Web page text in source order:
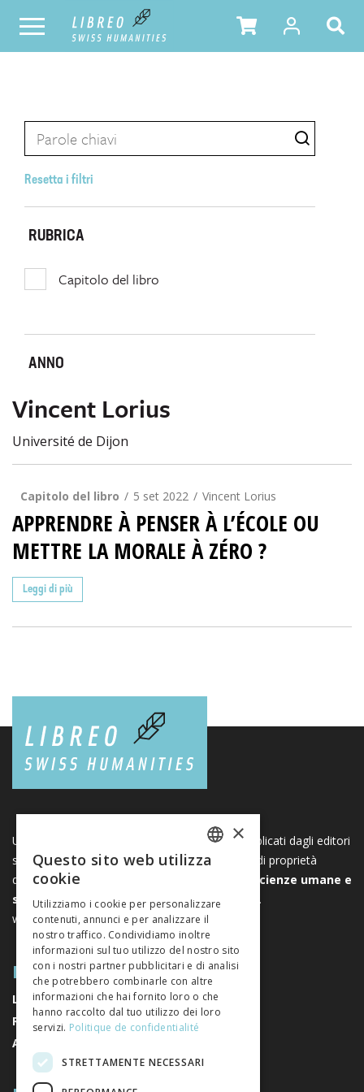
Resetta i filtri
RUBRICA
Capitolo del libro
ANNO
Vincent Lorius
Université de Dijon
Capitolo del libro 5 set 2022 Vincent Lorius
APPRENDRE À PENSER À L’ÉCOLE OU
METTRE LA MORALE À ZÉRO ?
Leggi di più
Una piattaforma unica per i libri e le riviste pubblicati dagli editori
svizzeri di scienze umane e sociali. Libreo.ch è di proprietà
dell’
Associazione svizzera degli editori di scienze umane e
sociali. È un’associazione senza scopo di lucro.
www.editeurssuisses.ch
MAPPA DEL SITO
LIBRI
RIVISTE
AUTORI
FRENCH
×
Questo sito web utilizza
cookie
Utilizziamo i cookie per personalizzare
contenuti, annunci e per analizzare il
nostro traffico. Condividiamo inoltre
informazioni sul tuo utilizzo del nostro sito
con i nostri partner pubblicitari e di analisi
che potrebbero combinarle con altre
informazioni che hai fornito loro o che
hanno raccolto dal tuo utilizzo dei loro
servizi. Politique de confidentialité
STRETTAMENTE NECESSARI